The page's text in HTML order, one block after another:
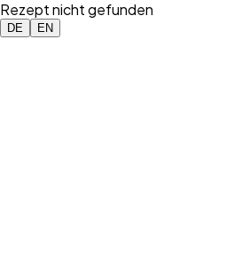
Rezept nicht gefunden
DE EN